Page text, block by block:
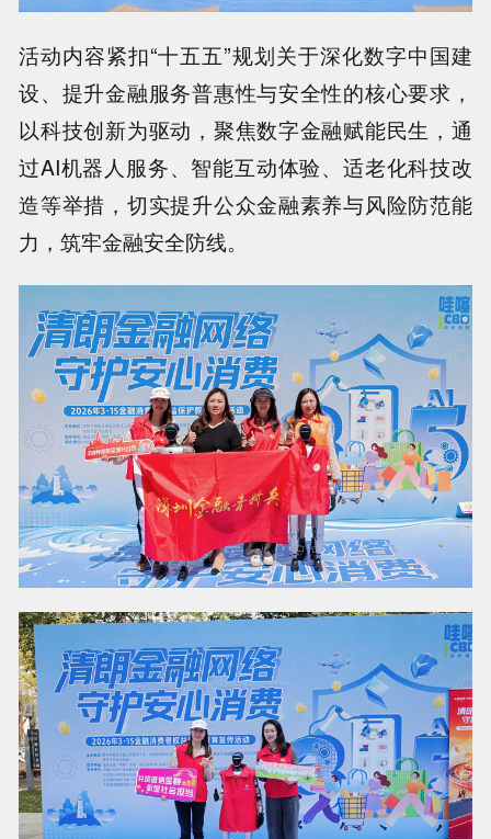
活动内容紧扣“十五五”规划关于深化数字中国建
设、提升金融服务普惠性与安全性的核心要求，
以科技创新为驱动，聚焦数字金融赋能民生，通
过AI机器人服务、智能互动体验、适老化科技改
造等举措，切实提升公众金融素养与风险防范能
力，筑牢金融安全防线。